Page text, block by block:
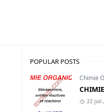
POPULAR POSTS
Chimie
22